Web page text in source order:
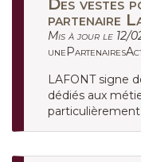
Des vestes
partenaire
Mis à jour le 12/
LAFONT signe
dédiés aux